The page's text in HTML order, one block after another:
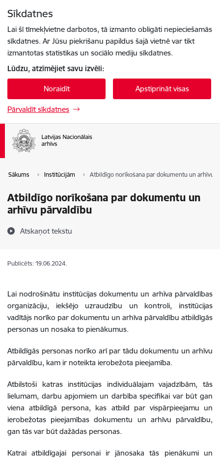
Sīkdatnes
Lai šī tīmekļvietne darbotos, tā izmanto obligāti nepieciešamās
sīkdatnes. Ar Jūsu piekrišanu papildus šajā vietnē var tikt
izmantotas statistikas un sociālo mediju sīkdatnes.
Lūdzu, atzīmējiet savu izvēli:
Noraidīt Apstiprināt visas
Pārvaldīt sīkdatnes
Sākums Institūcijām Atbildīgo norīkošana par dokumentu un arhīvu
Atbildīgo norīkošana par dokumentu un
arhīvu pārvaldību
Atskaņot tekstu
Publicēts: 19.06.2024.
Lai nodrošinātu institūcijas dokumentu un arhīva pārvaldības
organizāciju, iekšējo uzraudzību un kontroli, institūcijas
vadītājs norīko par dokumentu un arhīva pārvaldību atbildīgās
personas un nosaka to pienākumus.
Atbildīgās personas norīko arī par tādu dokumentu un arhīvu
pārvaldību, kam ir noteikta ierobežota pieejamība.
Atbilstoši katras institūcijas individuālajam vajadzībām, tās
lielumam, darbu apjomiem un darbība specifikai var būt gan
viena atbildīgā persona, kas atbild par vispārpieejamu un
ierobežotas pieejamības dokumentu un arhīvu pārvaldību,
gan tās var būt dažādas personas.
Katrai atbildīgajai personai ir jānosaka tās pienākumi un